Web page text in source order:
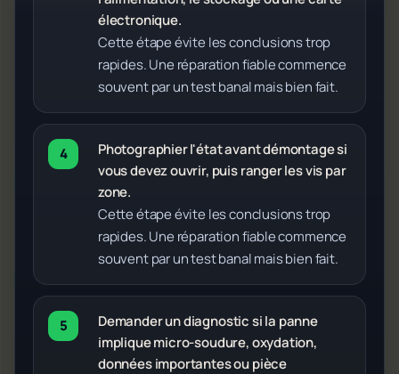
électronique.
Cette étape évite les conclusions trop
rapides. Une réparation fiable commence
souvent par un test banal mais bien fait.
Photographier l'état avant démontage si
vous devez ouvrir, puis ranger les vis par
zone.
Cette étape évite les conclusions trop
rapides. Une réparation fiable commence
souvent par un test banal mais bien fait.
Demander un diagnostic si la panne
implique micro-soudure, oxydation,
données importantes ou pièce